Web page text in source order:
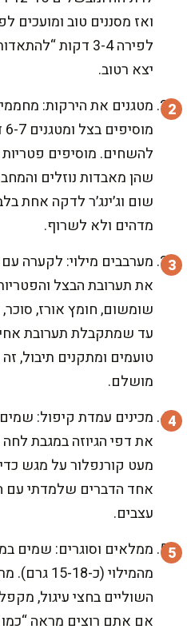
ואז מסננים טוב ומועכים
לפירה 3-4 דקות
יצא רטוב.
שהן מאבדות נוזלים
שום וג׳ינג׳ר לדקה אחת
מדהים ולא לשרוף.
מערבבים מילוי: לקערה
את תערובת הבצל
שומשום, חומץ אורז,
עד שמתקבלת תערובת
טועמים ומתקנים תיבול,
מושלם.
מכינים עמדת קיפול:
את דפי הגיוזה במגבת
מעט קורנפלור על מגש
אחד הדברים שלמדתי עם
עצבים.
ממלאים וסוגרים: שמים
מהמילוי
השוליים בחצי עיגול,
אם אתם רוצים מראה